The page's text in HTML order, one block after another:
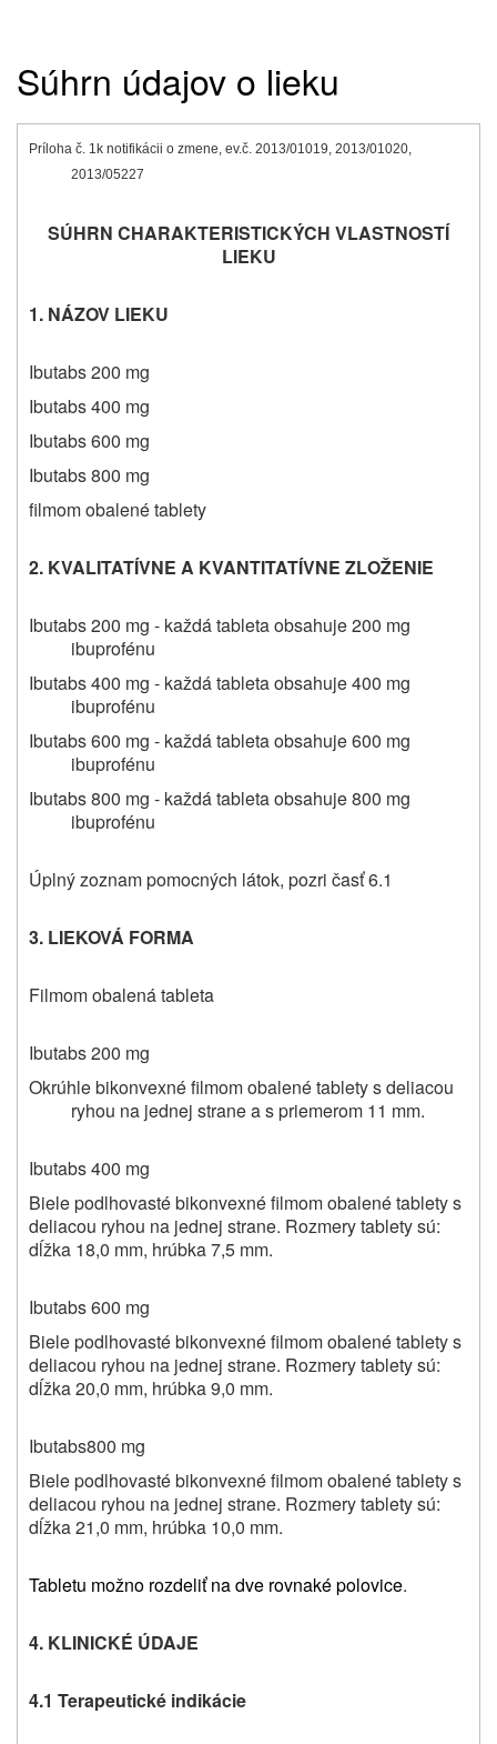
Súhrn údajov o lieku
Príloha č. 1 k notifikácii o zmene, ev.č. 2013/01019, 2013/01020,
2013/05227
SÚHRN CHARAKTERISTICKÝCH VLASTNOSTÍ
LIEKU
1. NÁZOV LIEKU
Ibutabs200 mg
Ibutabs400 mg
Ibutabs600 mg
Ibutabs800 mg
filmom obalené tablety
2. KVALITATÍVNE A KVANTITATÍVNE ZLOŽENIE
Ibutabs200 mg - každá tableta obsahuje 200 mg
ibuprofénu
Ibutabs400 mg - každá tableta obsahuje 400 mg
ibuprofénu
Ibutabs600 mg - každá tableta obsahuje 600 mg
ibuprofénu
Ibutabs800 mg - každá tableta obsahuje 800 mg
ibuprofénu
Úplný zoznam pomocných látok, pozri časť 6.1
3. LIEKOVÁ FORMA
Filmom obalená tableta
Ibutabs200 mg
Okrúhle bikonvexné filmom obalené tablety s deliacou
ryhou na jednej strane a s priemerom 11 mm.
Ibutabs400 mg
Biele podlhovasté bikonvexné filmom obalené tablety s
deliacou ryhou na jednej strane. Rozmery tablety sú:
dĺžka 18,0 mm, hrúbka 7,5 mm.
Ibutabs600 mg
Biele podlhovasté bikonvexné filmom obalené tablety s
deliacou ryhou na jednej strane. Rozmery tablety sú:
dĺžka 20,0 mm, hrúbka 9,0 mm.
Ibutabs800 mg
Biele podlhovasté bikonvexné filmom obalené tablety s
deliacou ryhou na jednej strane. Rozmery tablety sú:
dĺžka 21,0 mm, hrúbka 10,0 mm.
Tabletu možno rozdeliť na dve rovnaké polovice.
4. KLINICKÉ ÚDAJE
4.1 Terapeutické indikácie